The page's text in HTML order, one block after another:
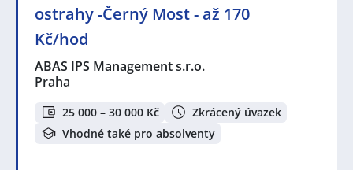
ostrahy -Černý Most - až 170
Kč/hod
ABAS IPS Management s.r.o.
Praha
25 000 – 30 000 Kč
Zkrácený úvazek
Vhodné také pro absolventy